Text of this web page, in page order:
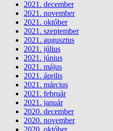
2021. december
2021. november
2021. október
2021. szeptember
2021. augusztus
2021. július
2021. június
2021. május
2021. április
2021. március
2021. február
2021. január
2020. december
2020. november
2020. október